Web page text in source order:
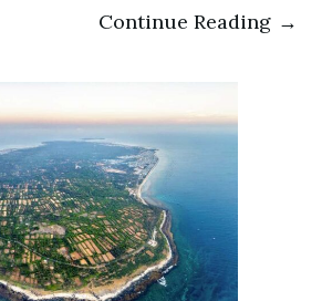
Continue Reading →